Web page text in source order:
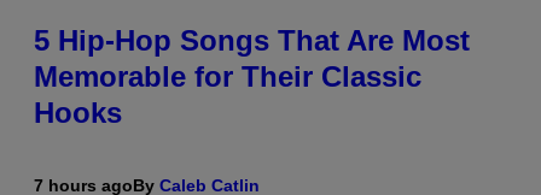
5 Hip-Hop Songs That Are Most
Memorable for Their Classic
Hooks
7 hours agoBy Caleb Catlin